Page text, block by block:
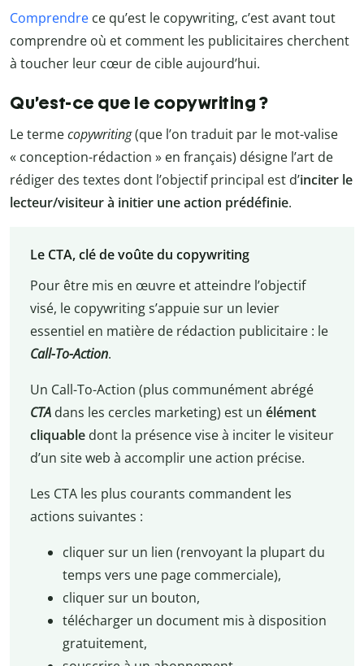
Comprendre ce qu’est le copywriting, c’est avant tout
comprendre où et comment les publicitaires cherchent
à toucher leur cœur de cible aujourd’hui.
Qu’est-ce que le copywriting ?
Le termecopywriting(que l’on traduit par le mot-valise
« conception-rédaction » en français) désigne l’art de
rédiger des textes dont l’objectif principal est d’inciter le
lecteur/visiteur à initier une action prédéfinie.
Le CTA, clé de voûte du copywriting
Pour être mis en œuvre et atteindre l’objectif
visé, le copywriting s’appuie sur un levier
essentiel en matière de rédaction publicitaire : le
Call-To-Action.
Un Call-To-Action (plus communément abrégé
CTAdans les cercles marketing) est un élément
cliquabledont la présence vise à inciter le visiteur
d’un site web à accomplir une action précise.
Les CTA les plus courants commandent les
actions suivantes :
cliquer sur un lien (renvoyant la plupart du
temps vers une page commerciale),
cliquer sur un bouton,
télécharger un document mis à disposition
gratuitement,